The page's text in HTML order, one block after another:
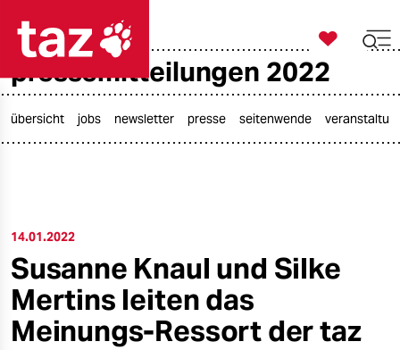
taz zahl ich
öko
gesellschaft
kultur

taz zahl ich
pressemitteilungen 2022
übersicht jobs newsletter presse seitenwende
14.01.2022
Susanne Knaul und Silke
Mertins leiten das
Meinungs-Ressort der taz